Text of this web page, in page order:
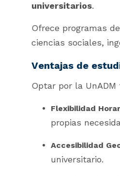
universitarios.
Ofrece programas
ciencias sociales,
Ventajas de
Optar por la
Flexibilidad
propias
Accesibilidad
universitario.